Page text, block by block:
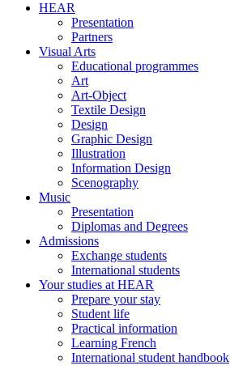
HEAR
Presentation
Partners
Visual Arts
Educational programmes
Art
Art-Object
Textile Design
Design
Graphic Design
Illustration
Information Design
Scenography
Music
Presentation
Diplomas and Degrees
Admissions
Exchange students
International students
Your studies at HEAR
Prepare your stay
Student life
Practical information
Learning French
International student handbook